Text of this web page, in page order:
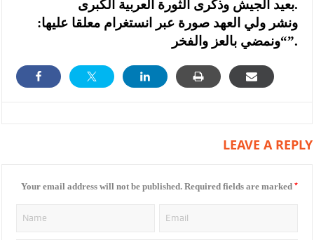
بعيد الجيش وذكرى الثورة العربية الكبرى.
ونشر ولي العهد صورة عبر انستغرام معلقا عليها:
“ونمضي بالعز والفخر”.
LEAVE A REPLY
Your email address will not be published. Required fields are marked *